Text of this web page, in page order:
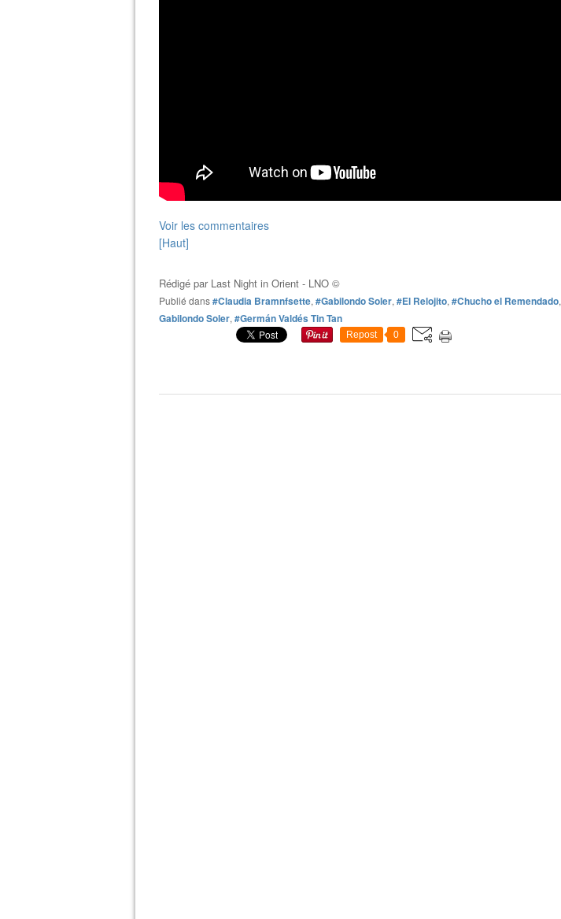
Voir les commentaires
[Haut]
Rédigé par Last Night in Orient - LNO ©
Publié dans#Claudia Bramnfsette, #Gabilondo Soler, #El Relojito, #Chucho el Remendado,
Gabilondo Soler, #Germán Valdés Tin Tan
Repost 0